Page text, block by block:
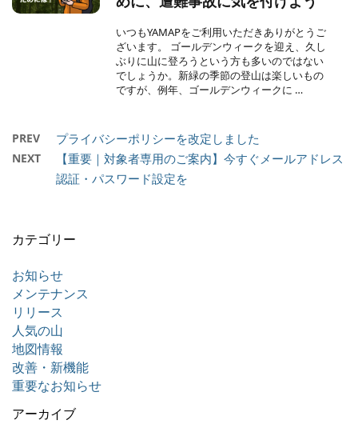
いつもYAMAPをご利用いただきありがとうご
ざいます。 ゴールデンウィークを迎え、久し
ぶりに山に登ろうという方も多いのではない
でしょうか。新緑の季節の登山は楽しいもの
ですが、例年、ゴールデンウィークに …
PREV プライバシーポリシーを改定しました
NEXT
【重要｜対象者専用のご案内】今すぐメールアドレス
認証・パスワード設定を
カテゴリー
お知らせ
メンテナンス
リリース
人気の山
地図情報
改善・新機能
重要なお知らせ
アーカイブ